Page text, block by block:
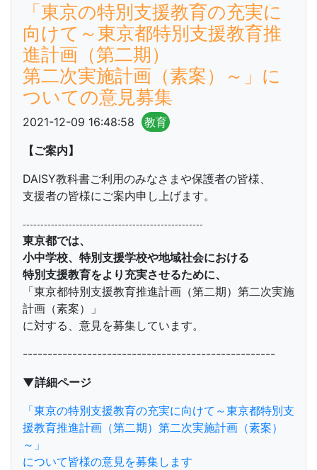
「東京の特別支援教育の充実に
向けて～東京都特別支援教育推
進計画（第二期）
第二次実施計画（素案）～」に
ついての意見募集
2021-12-09 16:48:58
教育
【ご案内】
DAISY教科書ご利用のみなさまや保護者の皆様、
支援者の皆様にご案内申し上げます。
---------------------------------------------------
東京都では、
小中学校、特別支援学校や地域社会における
特別支援教育をより充実させるために、
「東京都特別支援教育推進計画（第二期）第二次実施
計画（素案）」
に対する、意見を募集しています。
---------------------------------------------------
▼詳細ページ
「東京の特別支援教育の充実に向けて～東京都特別支
援教育推進計画（第二期）第二次実施計画（素案）
～」
について皆様の意見を募集します